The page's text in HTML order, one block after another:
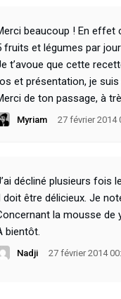
beaucoup ! En effet
fruits et légumes par
t’avoue que cette
et présentation, je
de ton passage, à
Myriam 27 février 2014
décliné plusieurs fois
doit être délicieux. Je
la mousse de
bientôt.
Nadji 27 février 2014